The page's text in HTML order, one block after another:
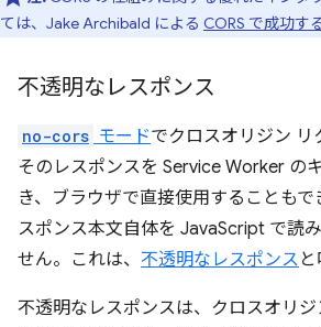
ては、Jake Archibald による CORS で成功す
不透明なレスポンス
no-cors モードでクロスオリジン リ
そのレスポンスを Service Worker の
き、ブラウザで直接使用することもで
スポンス本文自体を JavaScript で読
せん。これは、 不透明なレスポンス
不透明なレスポンスは、クロスオリ